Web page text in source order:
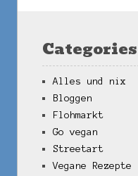
Categories
Alles und nix
Bloggen
Flohmarkt
Go vegan
Streetart
Vegane Rezepte